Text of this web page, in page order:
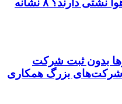
از کجا بفهمیم کانال‌های هوا نشتی دارند؟ ۸ نشانه
بدون ثبت شرکت
شرکت‌های بزرگ همکاری